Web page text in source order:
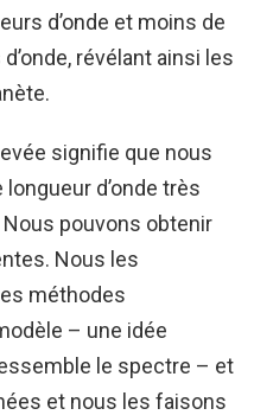
d’onde et moins de
révélant ainsi les
signifie que nous
d’onde très
Nous pouvons obtenir
Nous les
méthodes
– une idée
le spectre – et
et nous les faisons